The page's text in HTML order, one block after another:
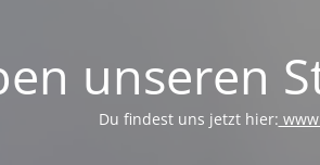
unseren
Du findest uns jetzt hier: